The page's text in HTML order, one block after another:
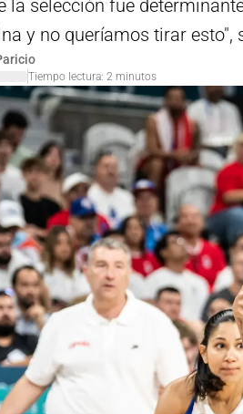
la selección fue
y no queríamos tirar esto",
Tiempo lectura: 2 minutos